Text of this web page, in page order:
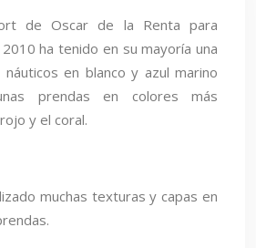
de Oscar de la Renta para
ha tenido en su mayoría una
en blanco y azul marino
prendas en colores más
y el coral.
muchas texturas y capas en